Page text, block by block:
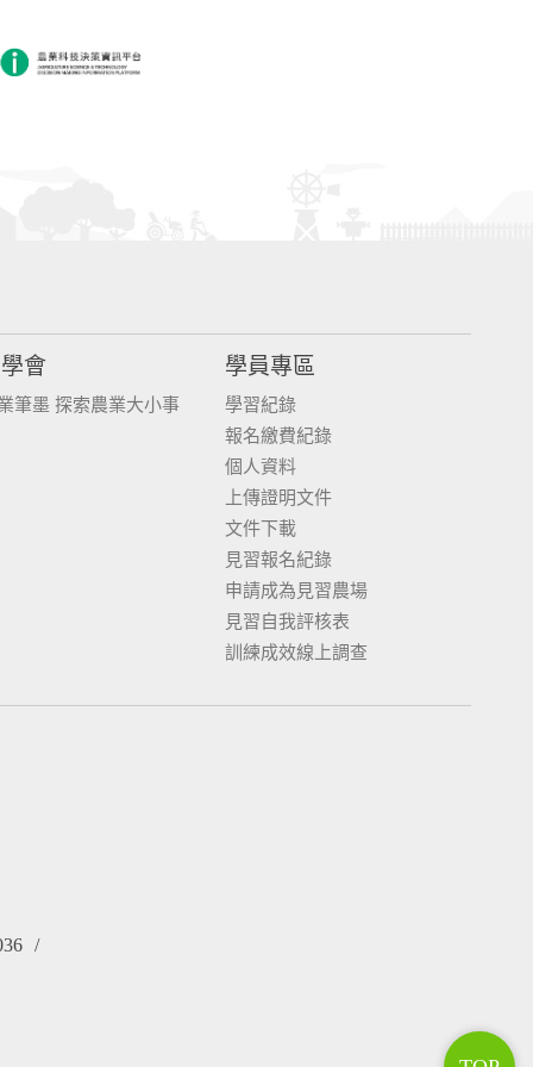
會
筆墨 探索農業大小事
學員專區
學習紀錄
報名繳費紀錄
個人資料
上傳證明文件
文件下載
見習報名紀錄
申請成為見習農場
見習自我評核表
訓練成效線上調查
/